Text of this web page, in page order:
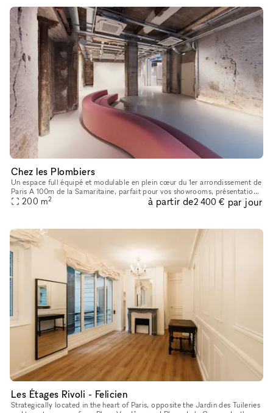
Chez les Plombiers
Un espace full équipé et modulable en plein cœur du 1er arrondissement de
Paris A 100m de la Samaritaine, parfait pour vos showrooms, présentations
presse, pop-up, défilés, expositions ou tournages.
200 m2 à partir de2 400 € par jour
Les Étages Rivoli - Felicien
Strategically located in the heart of Paris, opposite the Jardin des Tuileries